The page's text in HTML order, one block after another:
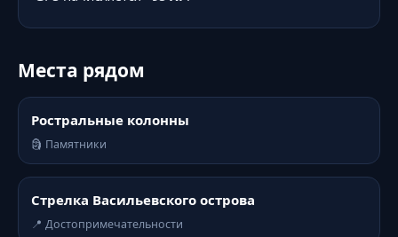
Места рядом
Ростральные колонны
🗿 Памятники
Стрелка Васильевского острова
📍 Достопримечательности